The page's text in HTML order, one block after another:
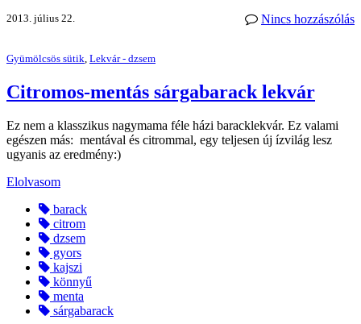
Nincs hozzászólás
2013. július 22.
Gyümölcsös sütik Lekvár - dzsem
Citromos-mentás sárgabarack lekvár
Ez nem a klasszikus nagymama féle házi baracklekvár. Ez valami
egészen más: mentával és citrommal, egy teljesen új ízvilág lesz
ugyanis az eredmény:)
Elolvasom
barack
citrom
dzsem
gyors
kajszi
könnyű
menta
sárgabarack